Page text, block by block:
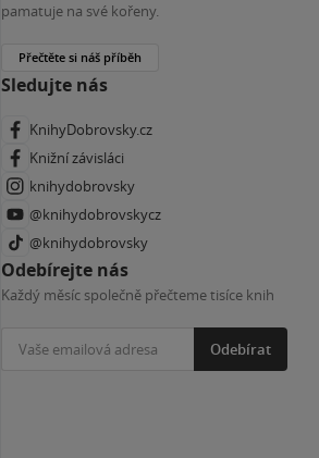
pamatuje na své kořeny.
Přečtěte si náš příběh
Sledujte nás
KnihyDobrovsky.cz
Knižní závisláci
knihydobrovsky
@knihydobrovskycz
@knihydobrovsky
Odebírejte nás
Každý měsíc společně přečteme tisíce knih
Odebírat